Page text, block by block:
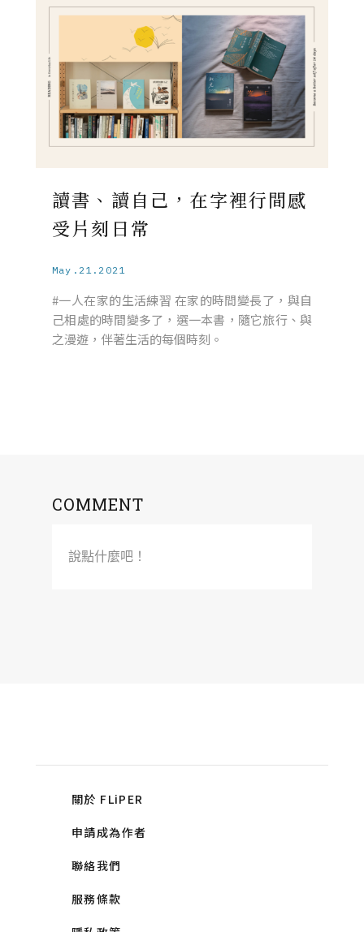
讀書、讀自己，在字裡行間感
受片刻日常
May.21.2021
#一人在家的生活練習 在家的時間變長了，與自
己相處的時間變多了，選一本書，隨它旅行、與
之漫遊，伴著生活的每個時刻。
COMMENT
說點什麼吧！
關於 FLiPER
申請成為作者
聯絡我們
服務條款